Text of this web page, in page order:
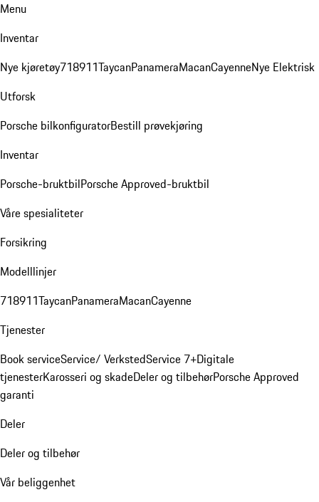
Menu
Inventar
Nye kjøretøy718911TaycanPanameraMacanCayenneNye Elektrisk
Utforsk
Porsche bilkonfiguratorBestill prøvekjøring
Inventar
Porsche-bruktbilPorsche Approved-bruktbil
Våre spesialiteter
Forsikring
Modelllinjer
718911TaycanPanameraMacanCayenne
Tjenester
Book serviceService/ VerkstedService 7+Digitale
tjenesterKarosseri og skadeDeler og tilbehørPorsche Approved
garanti
Deler
Deler og tilbehør
Vår beliggenhet